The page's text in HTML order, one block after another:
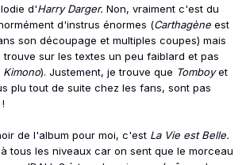
d'Harry Darger. Non, vraiment c'est du
d'instrus énormes (Carthagène est
son découpage et multiples coupes) mais
sur les textes un peu faiblard et pas
Kimono). Justement, je trouve que Tomboyet
plu tout de suite chez les fans, sont pas
de l'album pour moi, c'est La Vie est Belle.
tous les niveaux car on sent que le morceau